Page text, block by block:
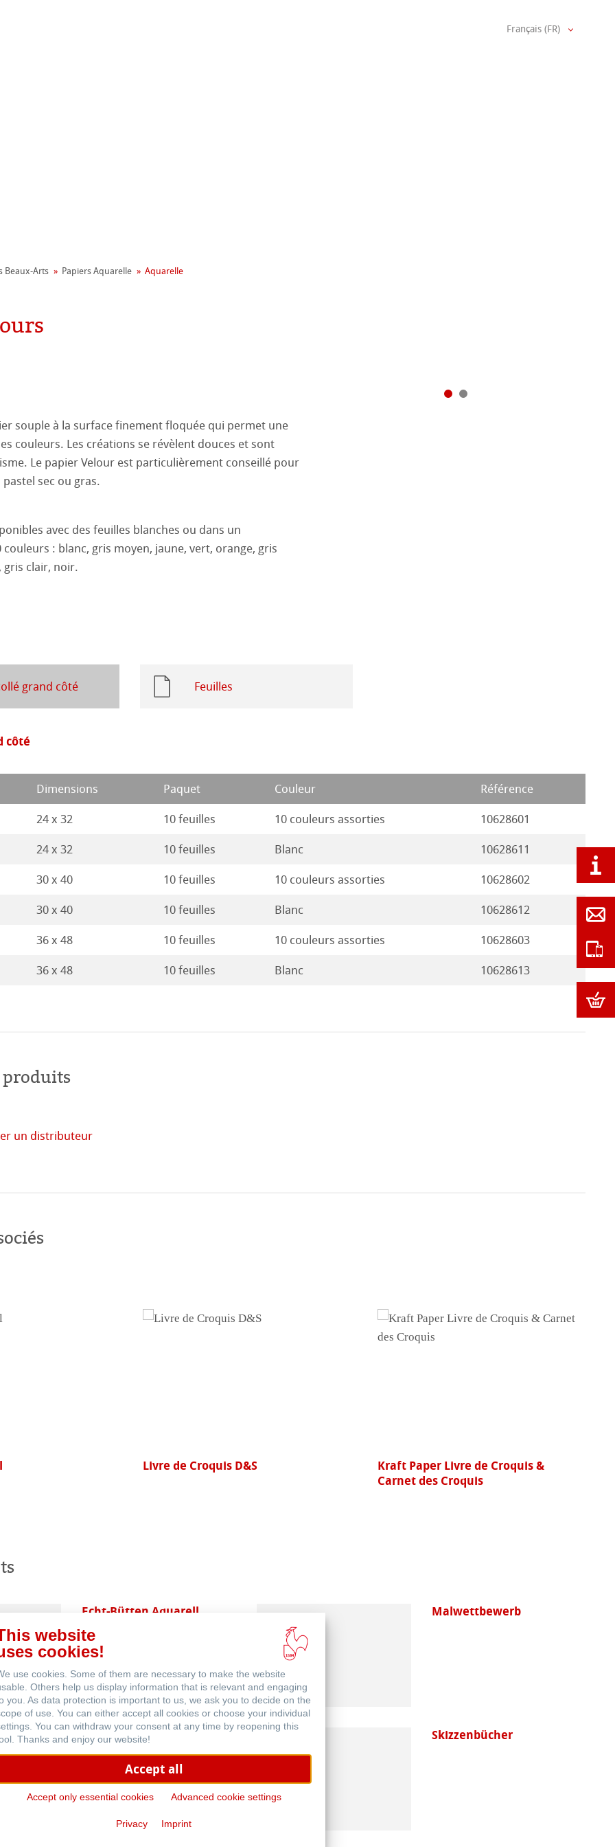
ICC
générations
Program
Rag
Arts
Aquarelle
Français (FR)
Beaux-Arts Papiers Aquarelle Aquarelle
souple à la surface finement floquée qui permet une
couleurs. Les créations se révèlent douces et sont
Le papier Velour est particulièrement conseillé pour
pastel sec ou gras.
avec des feuilles blanches ou dans un
: blanc, gris moyen, jaune, vert, orange, gris
gris clair, noir.
grand côté Feuilles
côté
Dimensions Paquet Couleur Référence
24 x 32 10 feuilles 10 couleurs assorties 10628601
24 x 32 10 feuilles Blanc 10628611
30 x 40 10 feuilles 10 couleurs assorties 10628602
30 x 40 10 feuilles Blanc 10628612
36 x 48 10 feuilles 10 couleurs assorties 10628603
36 x 48 10 feuilles Blanc 10628613
produits
un distributeur
Livre de Croquis D&S
Kraft Paper Livre de Croquis &
Carnet des Croquis
Echt-Bütten Aquarell Malwettbewerb
Skizzenpapiere Skizzenbücher
website
cookies!
use cookies. Some of them are necessary to make the website
Others help us display information that is relevant and engaging
you. As data protection is important to us, we ask you to decide on the
of use. You can either accept all cookies or choose your individual
You can withdraw your consent at any time by reopening this
Thanks and enjoy our website!
Accept all
Accept only essential cookies Advanced cookie settings
Privacy Imprint